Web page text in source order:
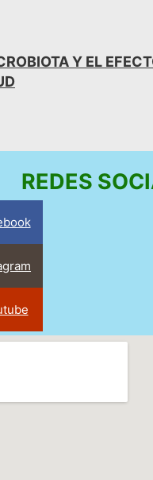
Y EL
REDES